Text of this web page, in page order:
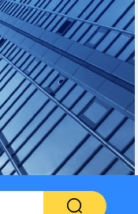
鼠肠微血管内皮细胞